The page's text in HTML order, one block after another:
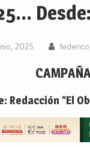
2025
Redacción “El